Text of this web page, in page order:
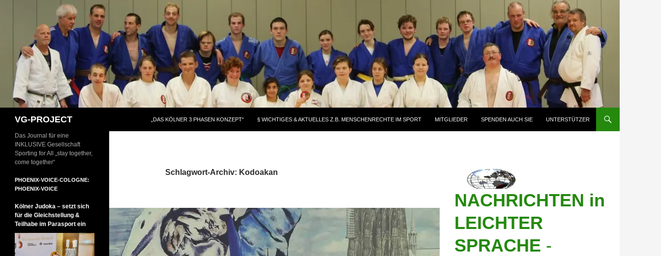
VG-PROJECT „DAS KÖLNER 3 PHASEN KONZEPT“ § WICHTIGES & AKTUELLES Z.B. MENSCHENRECHTE IM SPORT MITGLIEDER SPENDEN AUCH SIE UNTERSTÜTZER
Schlagwort-Archiv: Kodoakan
NACHRICHTEN in
LEICHTER
SPRACHE -
Das Journal für eine
INKLUSIVE Gesellschaft
Sporting for All „stay together,
come together“
PHOENIX-VOICE-COLOGNE:
PHOENIX-VOICE
Kölner Judoka – setzt sich
für die Gleichstellung &
Teilhabe im Parasport ein